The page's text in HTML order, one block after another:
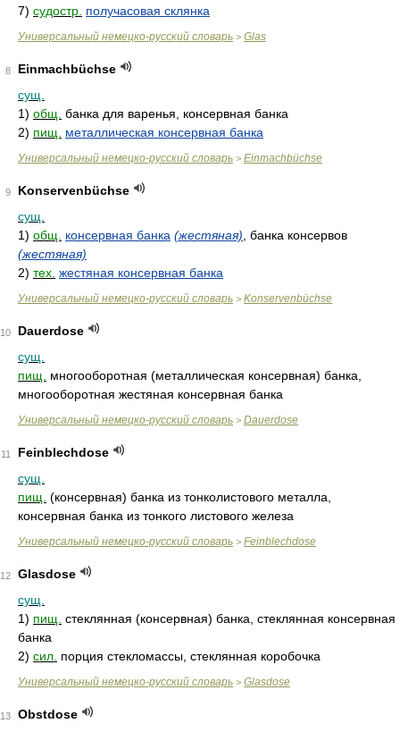
7) судостр. получасовая склянка
Универсальный немецко-русский словарь > Glas
8
Einmachbüchse
сущ.
1) общ. банка для варенья, консервная банка
2) пищ. металлическая консервная банка
Универсальный немецко-русский словарь > Einmachbüchse
9
Konservenbüchse
сущ.
1) общ. консервная банка (жестяная) , банка консервов
(жестяная)
2) тех. жестяная консервная банка
Универсальный немецко-русский словарь > Konservenbüchse
10
Dauerdose
сущ.
пищ.
многооборотная (металлическая консервная) банка,
многооборотная жестяная консервная банка
Универсальный немецко-русский словарь > Dauerdose
11
Feinblechdose
сущ.
пищ. (консервная) банка из тонколистового металла,
консервная банка из тонкого листового железа
Универсальный немецко-русский словарь > Feinblechdose
12
Glasdose
сущ.
1) пищ. стеклянная (консервная) банка, стеклянная консервная
банка
2) сил. порция стекломассы, стеклянная коробочка
Универсальный немецко-русский словарь > Glasdose
13 Obstdose